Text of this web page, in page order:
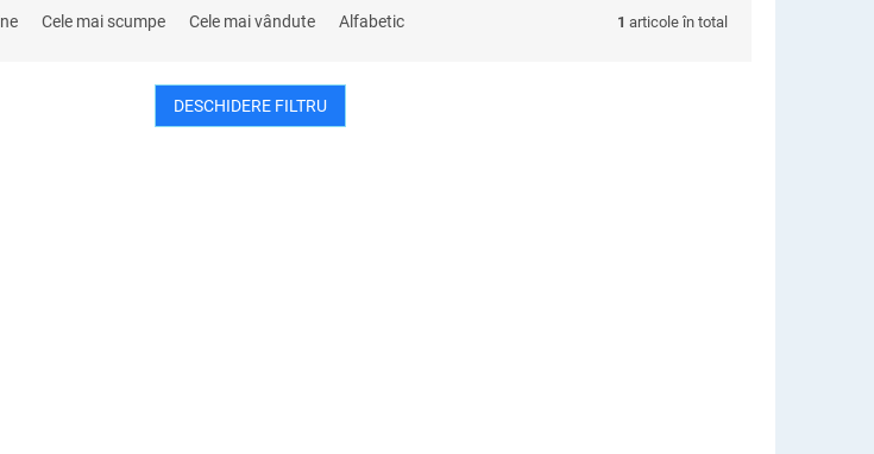
Cele mai scumpe Cele mai vândute Alfabetic 1 articole în total
DESCHIDERE FILTRU